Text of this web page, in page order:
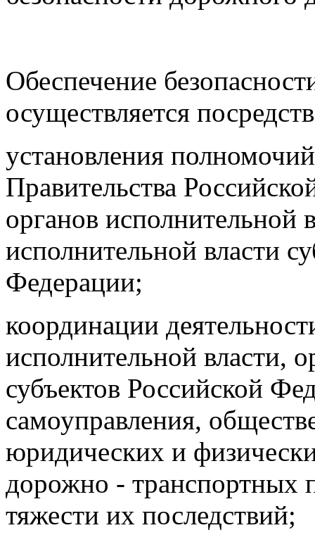
Обеспечение
осуществляется
установления
Правительства
органов исполнительной
исполнительной власти
Федерации;
координации
исполнительной власти,
субъектов Российской
самоуправления,
юридических и
дорожно - транспортных
тяжести их последствий;